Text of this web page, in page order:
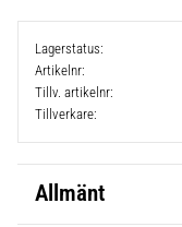
Lagerstatus
Artikelnr
Tillv. artikelnr
Tillverkare
Allmänt